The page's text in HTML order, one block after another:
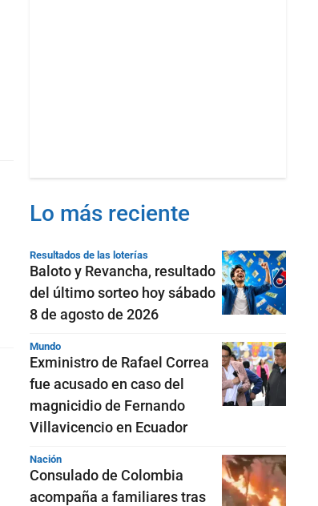
Lo más reciente
Resultados de las loterías
Baloto y Revancha, resultado
del último sorteo hoy sábado
8 de agosto de 2026
Mundo
Exministro de Rafael Correa
fue acusado en caso del
magnicidio de Fernando
Villavicencio en Ecuador
Nación
Consulado de Colombia
acompaña a familiares tras